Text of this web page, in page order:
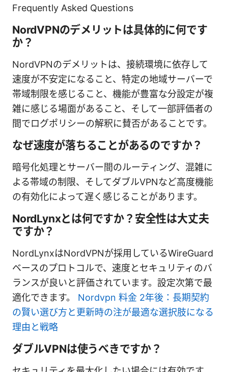
Frequently Asked Questions
NordVPNのデメリットは具体的に何です
か？
NordVPNのデメリットは、接続環境に依存して
速度が不安定になること、特定の地域サーバーで
帯域制限を感じること、機能が豊富な分設定が複
雑に感じる場面があること、そして一部評価者の
間でログポリシーの解釈に賛否があることです。
なぜ速度が落ちることがあるのですか？
暗号化処理とサーバー間のルーティング、混雑に
よる帯域の制限、そしてダブルVPNなど高度機能
の有効化によって遅く感じることがあります。
NordLynxとは何ですか？安全性は大丈夫
ですか？
NordLynxはNordVPNが採用しているWireGuard
ベースのプロトコルで、速度とセキュリティのバ
ランスが良いと評価されています。設定次第で最
適化できます。 Nordvpn 料金 2年後：長期契約
の賢い選び方と更新時の注が最適な選択肢になる
理由と戦略
ダブルVPNは使うべきですか？